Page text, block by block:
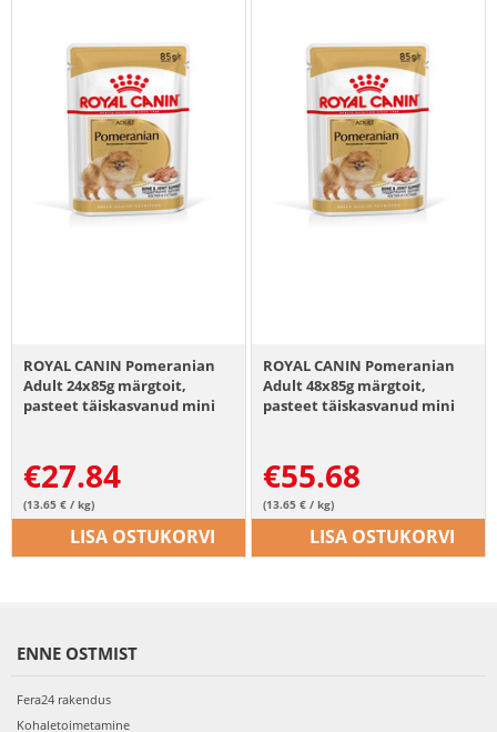
ROYAL CANIN Pomeranian
Adult 24x85g märgtoit,
pasteet täiskasvanud mini
€27.84
(13.65 € / kg)
LISA OSTUKORVI
ROYAL CANIN Pomeranian
Adult 48x85g märgtoit,
pasteet täiskasvanud mini
€55.68
(13.65 € / kg)
LISA OSTUKORVI
ENNE OSTMIST
Fera24 rakendus
Kohaletoimetamine